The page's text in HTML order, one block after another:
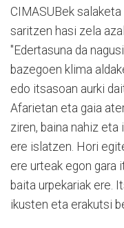
CIMASUBek
saritzen hasi zela
"Edertasuna da
bazegoen klima
edo itsasoan aurki
Afarietan eta gaia
ziren, baina nahiz
ere islatzen. Hori
ere urteak egon gara
baita urpekariak ere.
ikusten eta erakutsi